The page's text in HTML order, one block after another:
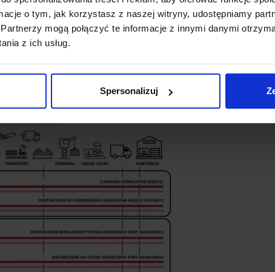
o tym, jak korzystasz z naszej witryny, udostępniamy
mogą połączyć te informacje z innymi danymi
z ich usług.
Spersonalizuj
pomiędzy sprzedającym i kupującym.
najkorzystniejszego rozwiązania –
czydrobnicowego (LCL)
organizacyjne.